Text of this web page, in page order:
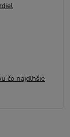
čo najdlhšie